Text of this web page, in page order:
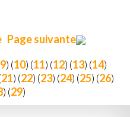
Page suivante
9) (10) (11) (12) (13) (14)
21) (22) (23) (24) (25) (26)
) (29)